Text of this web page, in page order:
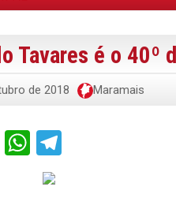
Tavares é o 40º
de 2018 Maramais
X WhatsApp